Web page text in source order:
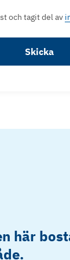
och tagit del av
Skicka
här